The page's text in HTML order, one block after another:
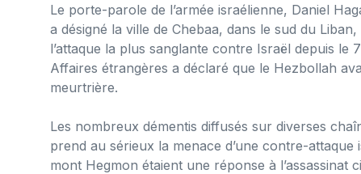
Le porte-parole de l’armée israélienne, Daniel
a désigné la ville de Chebaa, dans le sud du
l’attaque la plus sanglante contre Israël depuis le
Affaires étrangères a déclaré que le Hezbollah
meurtrière.
Les nombreux démentis diffusés sur diverses
prend au sérieux la menace d’une contre-
mont Hegmon étaient une réponse à